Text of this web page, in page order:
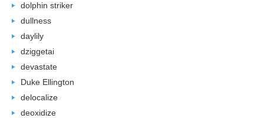
dolphin striker
dullness
daylily
dziggetai
devastate
Duke Ellington
delocalize
deoxidize